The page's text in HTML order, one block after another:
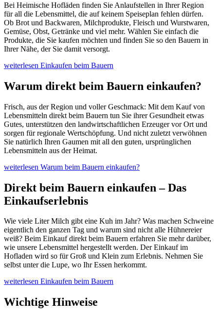
Bei Heimische Hofläden finden Sie Anlaufstellen in Ihrer Region
für all die Lebensmittel, die auf keinem Speiseplan fehlen dürfen.
Ob Brot und Backwaren, Milchprodukte, Fleisch und Wurstwaren,
Gemüse, Obst, Getränke und viel mehr. Wählen Sie einfach die
Produkte, die Sie kaufen möchten und finden Sie so den Bauern in
Ihrer Nähe, der Sie damit versorgt.
weiterlesen Einkaufen beim Bauern
Warum direkt beim Bauern einkaufen?
Frisch, aus der Region und voller Geschmack: Mit dem Kauf von
Lebensmitteln direkt beim Bauern tun Sie ihrer Gesundheit etwas
Gutes, unterstützen den landwirtschaftlichen Erzeuger vor Ort und
sorgen für regionale Wertschöpfung. Und nicht zuletzt verwöhnen
Sie natürlich Ihren Gaumen mit all den guten, ursprünglichen
Lebensmitteln aus der Heimat.
weiterlesen Warum beim Bauern einkaufen?
Direkt beim Bauern einkaufen – Das
Einkaufserlebnis
Wie viele Liter Milch gibt eine Kuh im Jahr? Was machen Schweine
eigentlich den ganzen Tag und warum sind nicht alle Hühnereier
weiß? Beim Einkauf direkt beim Bauern erfahren Sie mehr darüber,
wie unsere Lebensmittel hergestellt werden. Der Einkauf im
Hofladen wird so für Groß und Klein zum Erlebnis. Nehmen Sie
selbst unter die Lupe, wo Ihr Essen herkommt.
weiterlesen Einkaufen beim Bauern
Wichtige Hinweise